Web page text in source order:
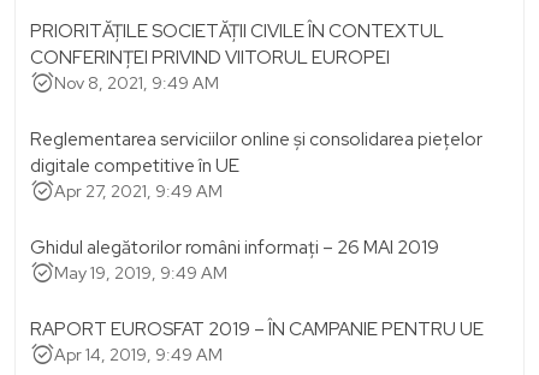
PRIORITĂȚILE SOCIETĂȚII CIVILE ÎN CONTEXTUL
CONFERINȚEI PRIVIND VIITORUL EUROPEI
alarm_onNov 8, 2021, 9:49 AM
Reglementarea serviciilor online și consolidarea piețelor
digitale competitive în UE
alarm_onApr 27, 2021, 9:49 AM
Ghidul alegătorilor români informați – 26 MAI 2019
alarm_onMay 19, 2019, 9:49 AM
RAPORT EUROSFAT 2019 – ÎN CAMPANIE PENTRU UE
alarm_onApr 14, 2019, 9:49 AM